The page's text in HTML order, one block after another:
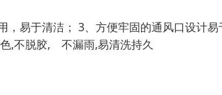
，易于清洁； 3、方便牢固的通风口设计易
,不脱胶, 不漏雨,易清洗持久